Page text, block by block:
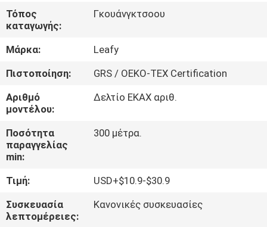
ΓΎΡΟΣ
ΕΡΓΟΣΤΑΣΊΩΝ
ΠΟΙΟΤΙΚΌΣ
ΈΛΕΓΧΟΣ
ΕΠΑΦΉ
ΝΈΑ
ΖΗΤΉΣΤΕ
Τόπος
καταγωγής:
Γκουάνγκτσοου
Μάρκα:
Leafy
Πιστοποίηση:
GRS / OEKO-TEX Certification
Αριθμό
μοντέλου:
Δελτίο ΕΚΑΧ αριθ.
Ποσότητα
παραγγελίας
min:
300 μέτρα.
Τιμή:
USD+$10.9-$30.9
Συσκευασία
λεπτομέρειες:
Κανονικές συσκευασίες